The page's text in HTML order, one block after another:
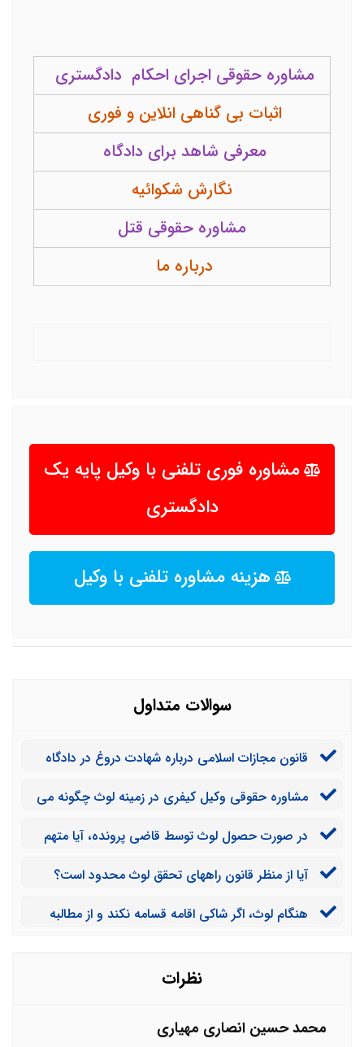
مشاوره حقوقی اجرای احکام دادگستری
اثبات بی گناهی انلاین و فوری
معرفی شاهد برای دادگاه
نگارش شکوائیه
مشاوره حقوقی قتل
درباره ما
مشاوره فوری تلفنی با وکیل پایه یک
دادگستری
هزینه مشاوره تلفنی با وکیل
سوالات متداول
قانون مجازات اسلامی درباره شهادت دروغ در دادگاه
مشاوره حقوقی وکیل کیفری در زمینه لوث چگونه می
در صورت حصول لوث توسط قاضی پرونده، آیا متهم
لوث، از خود دفاع کند و بی گناهی اش را ثابت کند؟
آیا از منظر قانون راههای تحقق لوث محدود است؟
هنگام لوث، اگر شاکی اقامه قسامه نکند و از مطالبه
نظرات
محمد حسین انصاری مهیاری